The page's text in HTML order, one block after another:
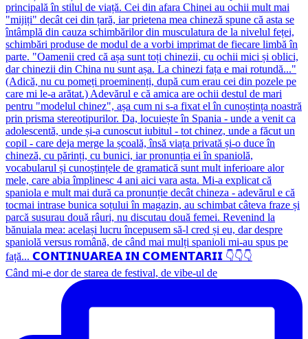
Când mi-e dor de starea de festival, de vibe-ul de